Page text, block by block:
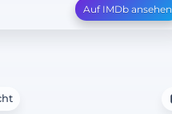
Auf IMDb ansehen